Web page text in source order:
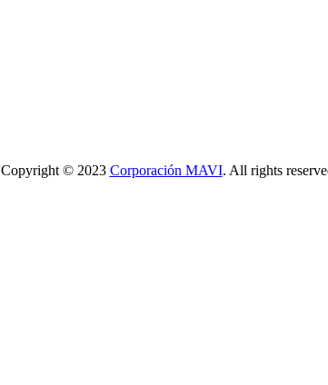
Copyright © 2023 Corporación MAVI. All rights